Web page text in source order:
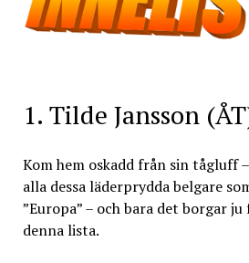
1. Tilde Jansson
Kom hem oskadd från sin tågluff
alla dessa läderprydda belgare
”Europa” – och bara det borgar
denna lista.